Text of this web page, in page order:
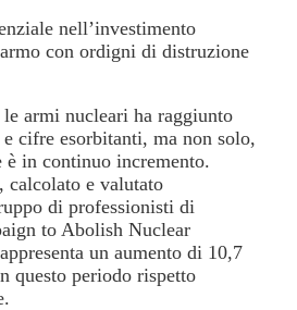
nell’investimento
con ordigni di distruzione
le armi nucleari ha raggiunto
cifre esorbitanti, ma non solo,
è in continuo incremento.
calcolato e valutato
di professionisti di
to Abolish Nuclear
un aumento di 10,7
questo periodo rispetto